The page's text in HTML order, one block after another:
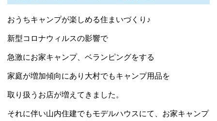
おうちキャンプが楽しめる住まいづくり♪
新型コロナウィルスの影響で
急激にお家キャンプ、ベランピングをする
家庭が増加傾向にあり大村でもキャンプ用品を
取り扱うお店が増えてきました。
それに伴い山内住建でもモデルハウスにて、お家キャンプ